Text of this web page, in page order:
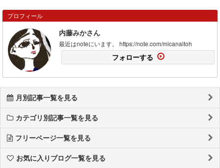
プロフィール
内藤みかさん
最近はnoteにいます。 https://note.com/micanaitoh
フォローする
月別記事一覧を見る
カテゴリ別記事一覧を見る
フリーページ一覧を見る
お気に入りブログ一覧を見る